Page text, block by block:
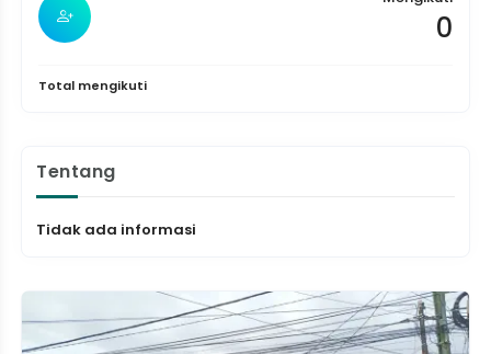
0
Total mengikuti
Tentang
Tidak ada informasi